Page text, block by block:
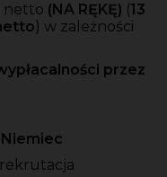
netto (NA RĘKĘ) (13
) w zależności
przez